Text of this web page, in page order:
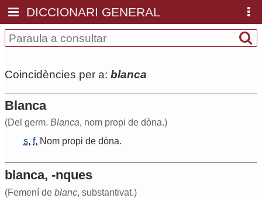
DICCIONARI GENERAL
Coincidències per a: blanca
Blanca
(Del germ. Blanca, nom propi de dòna.)
s. f. Nom propi de dòna.
blanca, -nques
(Femení de blanc, substantivat.)